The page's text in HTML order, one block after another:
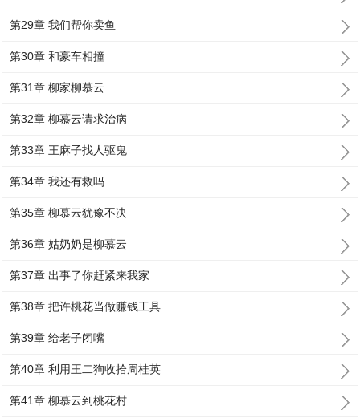
第29章 我们帮你卖鱼
第30章 和豪车相撞
第31章 柳家柳慕云
第32章 柳慕云请求治病
第33章 王麻子找人驱鬼
第34章 我还有救吗
第35章 柳慕云犹豫不决
第36章 姑奶奶是柳慕云
第37章 出事了你赶紧来我家
第38章 把许桃花当做赚钱工具
第39章 给老子闭嘴
第40章 利用王二狗收拾周桂英
第41章 柳慕云到桃花村